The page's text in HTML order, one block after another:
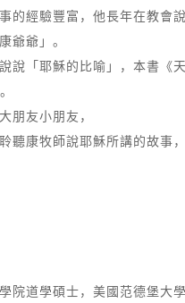
的經驗豐富，他長年在教會
爺爺」。
說「耶穌的比喻」，本書《
朋友小朋友，
聽康牧師說耶穌所講的故事
院道學碩士，美國范德堡大